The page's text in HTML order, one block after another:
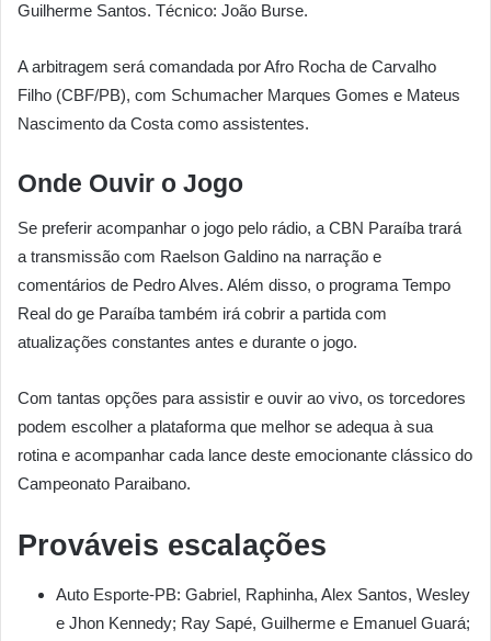
Guilherme Santos. Técnico: João Burse.
A arbitragem será comandada por Afro Rocha de Carvalho
Filho (CBF/PB), com Schumacher Marques Gomes e Mateus
Nascimento da Costa como assistentes.
Onde Ouvir o Jogo
Se preferir acompanhar o jogo pelo rádio, a CBN Paraíba trará
a transmissão com Raelson Galdino na narração e
comentários de Pedro Alves. Além disso, o programa Tempo
Real do ge Paraíba também irá cobrir a partida com
atualizações constantes antes e durante o jogo.
Com tantas opções para assistir e ouvir ao vivo, os torcedores
podem escolher a plataforma que melhor se adequa à sua
rotina e acompanhar cada lance deste emocionante clássico do
Campeonato Paraibano.
Prováveis escalações
Auto Esporte-PB: Gabriel, Raphinha, Alex Santos, Wesley
e Jhon Kennedy; Ray Sapé, Guilherme e Emanuel Guará;